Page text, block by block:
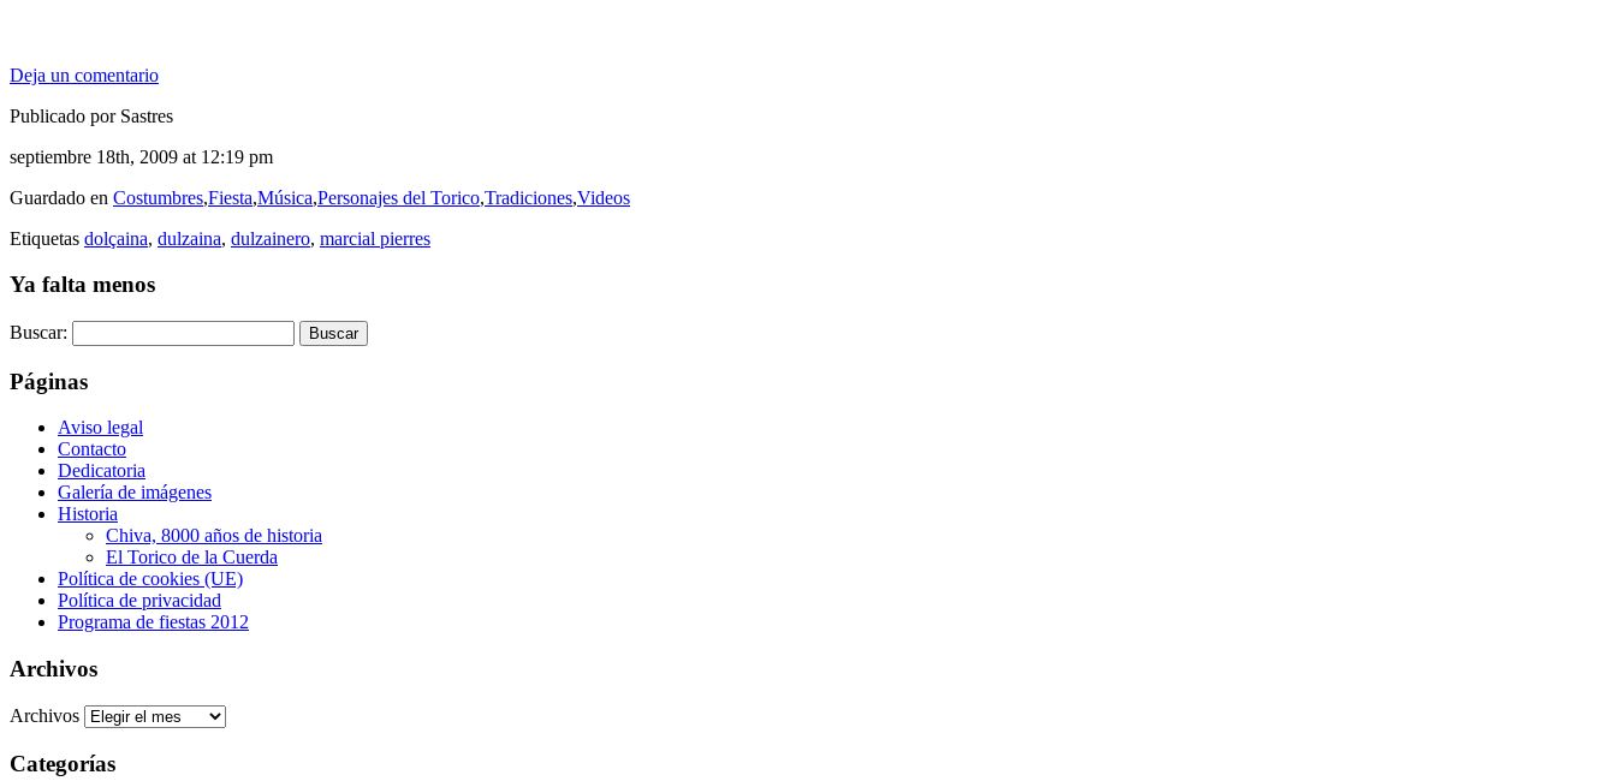
Deja un comentario
Publicado por Sastres
septiembre 18th, 2009 at 12:19 pm
Guardado en Costumbres,Fiesta,Música,Personajes del Torico,Tradiciones,Videos
Etiquetas dolçaina, dulzaina, dulzainero, marcial pierres
Ya falta menos
Buscar:
Páginas
Aviso legal
Contacto
Dedicatoria
Galería de imágenes
Historia
Chiva, 8000 años de historia
El Torico de la Cuerda
Política de cookies (UE)
Política de privacidad
Programa de fiestas 2012
Archivos
Archivos
Categorías